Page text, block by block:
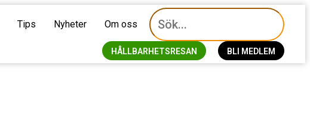
Tips Nyheter Om oss
HÅLLBARHETSRESAN BLI MEDLEM